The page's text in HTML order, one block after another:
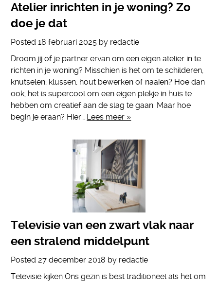
Atelier inrichten in je woning? Zo
doe je dat
Posted18 februari 2025 by redactie
Droom jij of je partner ervan om een eigen atelier in te
richten in je woning? Misschien is het om te schilderen,
knutselen, klussen, hout bewerken of naaien? Hoe dan
ook, het is supercool om een eigen plekje in huis te
hebben om creatief aan de slag te gaan. Maar hoe
begin je eraan? Hier… Lees meer »
Televisie van een zwart vlak naar
een stralend middelpunt
Posted27 december 2018 by redactie
Televisie kijken Ons gezin is best traditioneel als het om